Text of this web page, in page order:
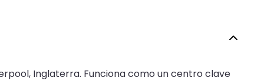
Inglaterra. Funciona como un centro clave